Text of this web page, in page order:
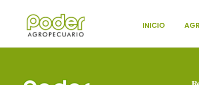
INICIO